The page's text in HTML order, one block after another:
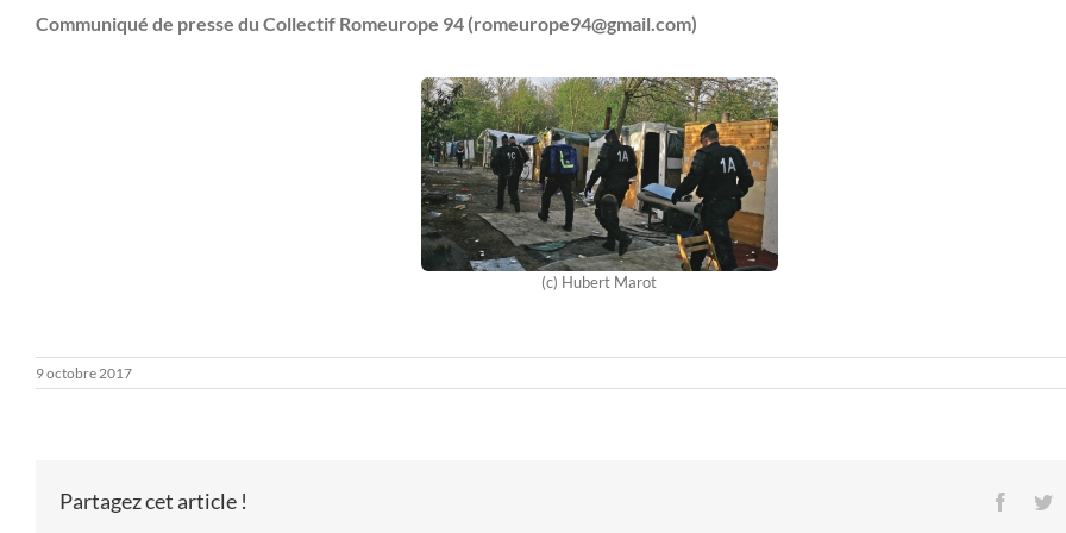
Communiqué de presse du Collectif Romeurope 94 (romeurope94@gmail.com)
(c) Hubert Marot
9 octobre 2017
Partagez cet article !